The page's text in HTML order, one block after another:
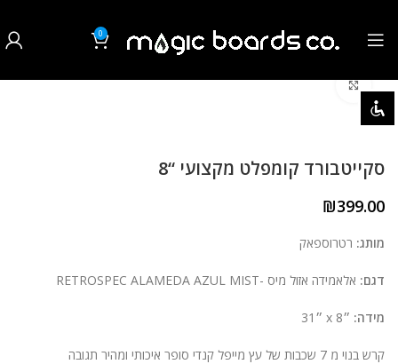
settings צבע רקע
0
לחצו להגדלה
סקייטבורד קומפלט מקצועי “8
₪399.00
מותג: רטרוספאק
דגם: אלאמידה אזול מיס -RETROSPEC ALAMEDA AZUL MIST
מידה: ״x 8 ״31
קרש בנוי מ 7 שכבות של עץ מייפל קנדי סופר איכותי ומהיר תגובה